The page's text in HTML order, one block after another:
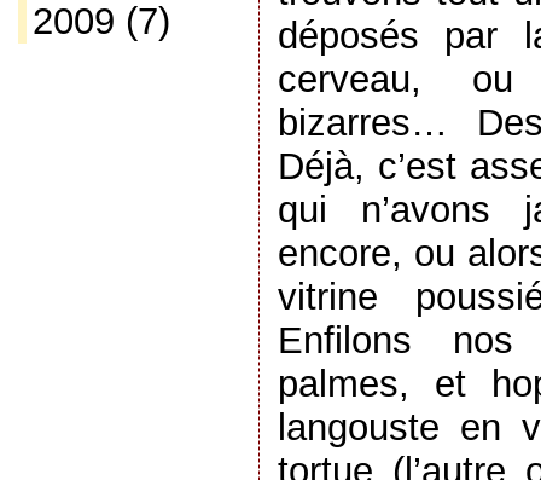
2009 (7)
déposés par
cerveau,
bizarres…
Déjà, c’est
qui n’avons
encore, ou
vitrine
Enfilons
palmes, et
langouste en
tortue (l’autre